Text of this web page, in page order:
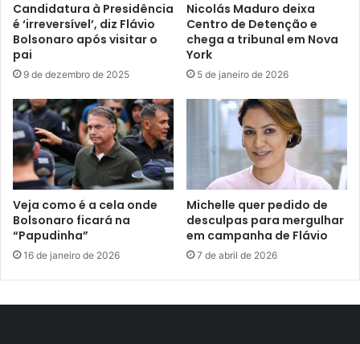
Candidatura à Presidência
é ‘irreversível’, diz Flávio
Bolsonaro após visitar o
pai
9 de dezembro de 2025
Nicolás Maduro deixa
Centro de Detenção e
chega a tribunal em Nova
York
5 de janeiro de 2026
Veja como é a cela onde
Bolsonaro ficará na
“Papudinha”
16 de janeiro de 2026
Michelle quer pedido de
desculpas para mergulhar
em campanha de Flávio
7 de abril de 2026